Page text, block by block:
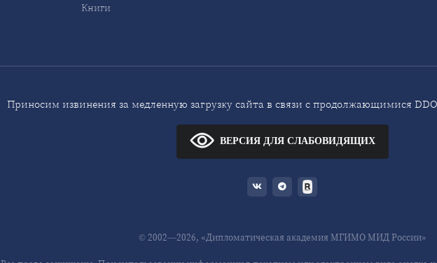
Книги
Приносим извинения за медленную загрузку сайта в связи с продолжающимися
ВЕРСИЯ ДЛЯ СЛАБОВИДЯЩИХ
© 2002—2026, «Дипломатическая академия МГИМО МИД России»